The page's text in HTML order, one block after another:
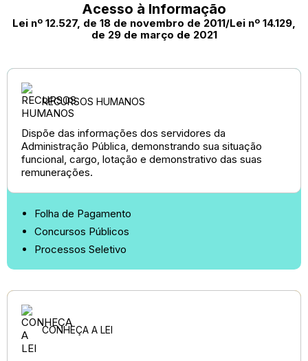
Acesso à Informação
Lei nº 12.527, de 18 de novembro de 2011/Lei nº 14.129,
de 29 de março de 2021
RECURSOS HUMANOS
Dispõe das informações dos servidores da
Administração Pública, demonstrando sua situação
funcional, cargo, lotação e demonstrativo das suas
remunerações.
Folha de Pagamento
Concursos Públicos
Processos Seletivo
CONHEÇA A LEI